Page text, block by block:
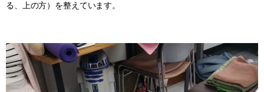
る、上の方）を整えています。